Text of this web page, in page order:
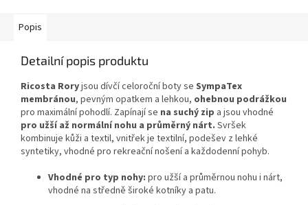
Popis
Detailní popis produktu
Ricosta Roryjsou dívčí celoroční boty se SympaTex
membránou, pevným opatkem a lehkou, ohebnou podrážkou
pro maximální pohodlí. Zapínají se na suchý zip a jsou vhodné
pro užší až normální nohu a průměrný nárt. Svršek
kombinuje kůži a textil, vnitřek je textilní, podešev z lehké
syntetiky, vhodné pro rekreační nošení a každodenní pohyb.
Vhodné pro typ nohy: pro užší a průměrnou nohu i nárt,
vhodné na středně široké kotníky a patu.